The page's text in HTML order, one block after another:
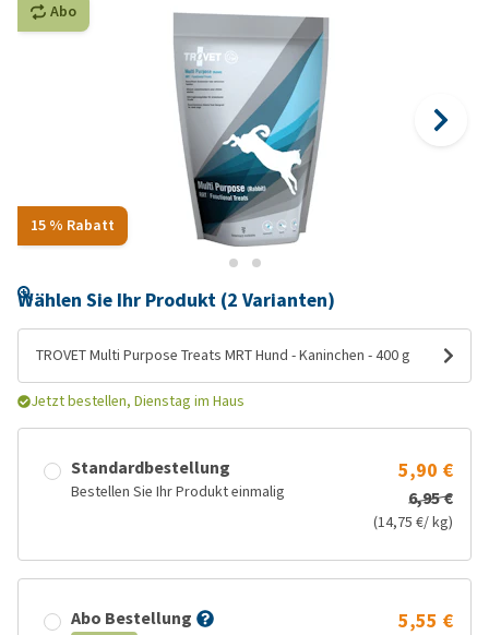
15 % Rabatt
Abo
Wählen Sie Ihr Produkt (2 Varianten)
TROVET Multi Purpose Treats MRT Hund - Kaninchen - 400 g
Jetzt bestellen, Dienstag im Haus
Standardbestellung
Bestellen Sie Ihr Produkt einmalig
5,90 €
6,95 €
(14,75 €/ kg)
Abo Bestellung 5,55 €